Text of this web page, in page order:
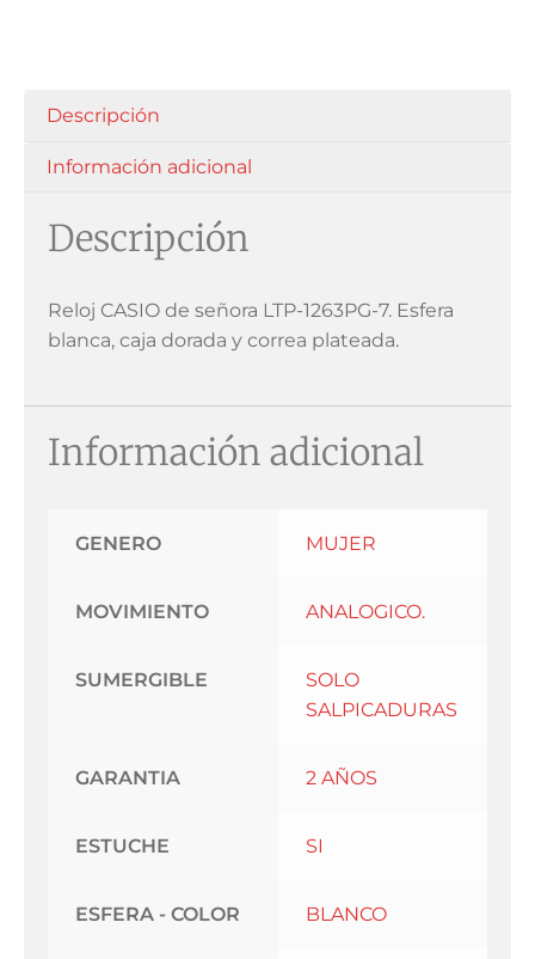
Descripción
Información adicional
Descripción
Reloj CASIO de señora LTP-1263PG-7. Esfera
blanca, caja dorada y correa plateada.
Información adicional
GENERO MUJER
MOVIMIENTO ANALOGICO.
SUMERGIBLE
SOLO
SALPICADURAS
GARANTIA 2 AÑOS
ESTUCHE SI
ESFERA - COLOR BLANCO